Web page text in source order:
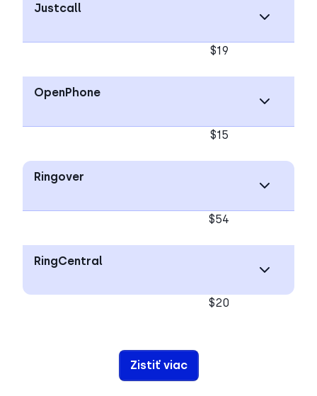
Justcall
$19
OpenPhone
$15
Ringover
$54
RingCentral
$20
Zistiť viac